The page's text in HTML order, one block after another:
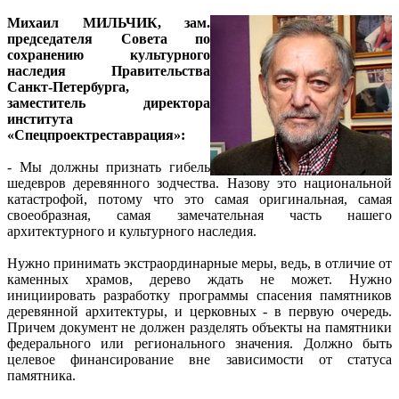
Михаил МИЛЬЧИК, зам.
председателя Совета по
сохранению культурного
наследия Правительства
Санкт-Петербурга,
заместитель директора
института
«Спецпроектреставрация»:
- Мы должны признать гибель
шедевров деревянного зодчества. Назову это национальной
катастрофой, потому что это самая оригинальная, самая
своеобразная, самая замечательная часть нашего
архитектурного и культурного наследия.
Нужно принимать экстраординарные меры, ведь, в отличие от
каменных храмов, дерево ждать не может. Нужно
инициировать разработку программы спасения памятников
деревянной архитектуры, и церковных - в первую очередь.
Причем документ не должен разделять объекты на памятники
федерального или регионального значения. Должно быть
целевое финансирование вне зависимости от статуса
памятника.